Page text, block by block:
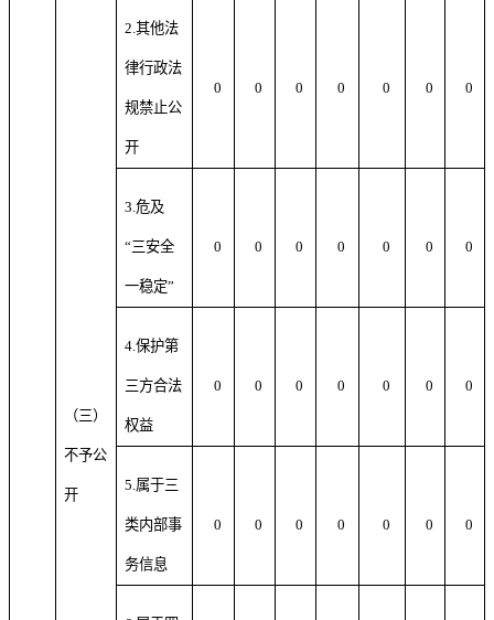
（三）
不予公
开
2.其他法
律行政法
规禁止公
开
0 0 0 0 0 0 0
3.危及
“三安全
一稳定”
0 0 0 0 0 0 0
4.保护第
三方合法
权益
0 0 0 0 0 0 0
5.属于三
类内部事
务信息
0 0 0 0 0 0 0